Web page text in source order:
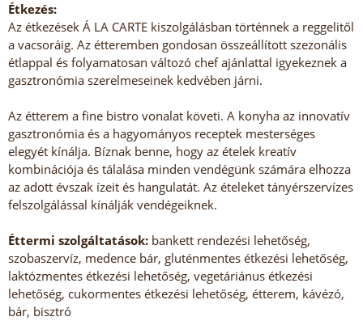
Étkezés:
Az étkezések Á LA CARTE kiszolgálásban történnek a reggelitől
a vacsoráig. Az étteremben gondosan összeállított szezonális
étlappal és folyamatosan változó chef ajánlattal igyekeznek a
gasztronómia szerelmeseinek kedvében járni.
Az étterem a fine bistro vonalat követi. A konyha az innovatív
gasztronómia és a hagyományos receptek mesterséges
elegyét kínálja. Bíznak benne, hogy az ételek kreatív
kombinációja és tálalása minden vendégünk számára elhozza
az adott évszak ízeit és hangulatát. Az ételeket tányérszervízes
felszolgálással kínálják vendégeiknek.
Éttermi szolgáltatások: bankett rendezési lehetőség,
szobaszervíz, medence bár, gluténmentes étkezési lehetőség,
laktózmentes étkezési lehetőség, vegetáriánus étkezési
lehetőség, cukormentes étkezési lehetőség, étterem, kávézó,
bár, bisztró